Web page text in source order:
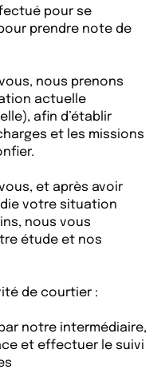
pour se
prendre note de
nous prenons
actuelle
afin d’établir
et les missions
et après avoir
votre situation
nous vous
étude et nos
de courtier :
notre intermédiaire,
et effectuer le suivi